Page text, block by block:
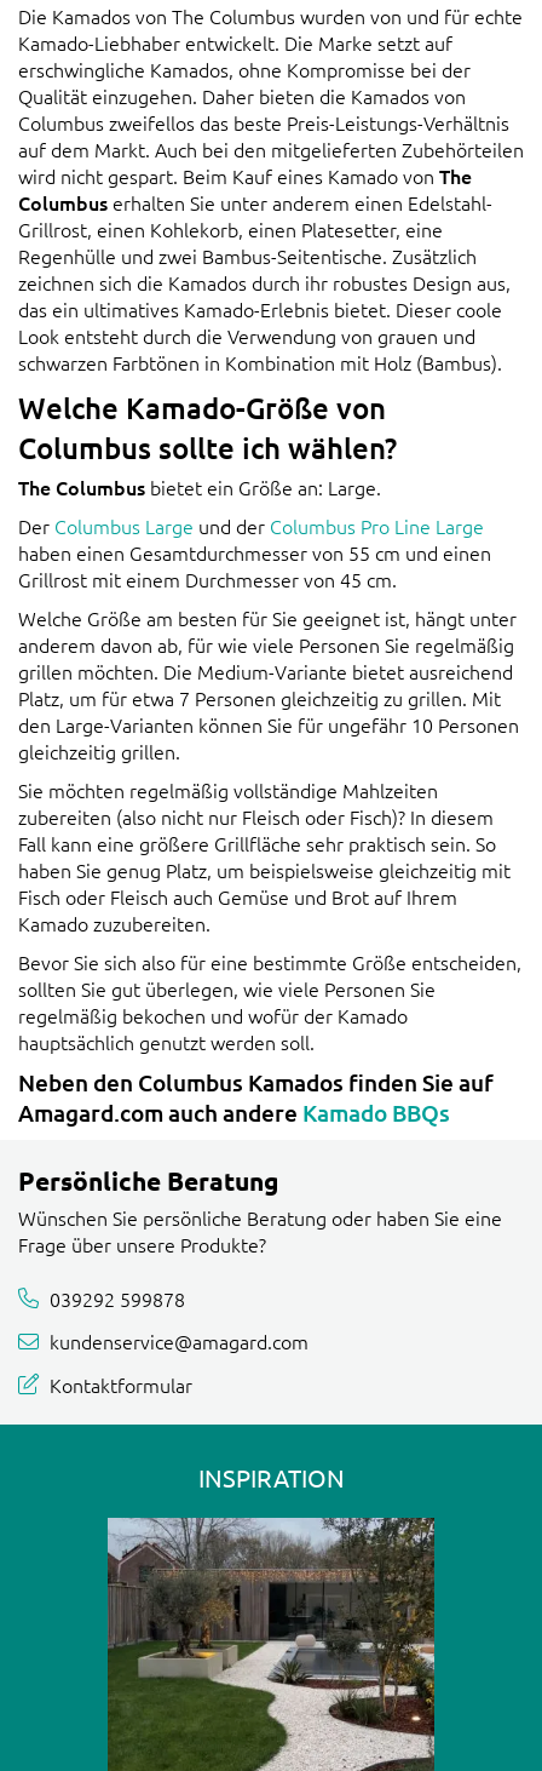
Die Kamados von The Columbus wurden von und für echte
Kamado-Liebhaber entwickelt. Die Marke setzt auf
erschwingliche Kamados, ohne Kompromisse bei der
Qualität einzugehen. Daher bieten die Kamados von
Columbus zweifellos das beste Preis-Leistungs-Verhältnis
auf dem Markt. Auch bei den mitgelieferten Zubehörteilen
wird nicht gespart. Beim Kauf eines Kamado von The
Columbus erhalten Sie unter anderem einen Edelstahl-
Grillrost, einen Kohlekorb, einen Platesetter, eine
Regenhülle und zwei Bambus-Seitentische. Zusätzlich
zeichnen sich die Kamados durch ihr robustes Design aus,
das ein ultimatives Kamado-Erlebnis bietet. Dieser coole
Look entsteht durch die Verwendung von grauen und
schwarzen Farbtönen in Kombination mit Holz (Bambus).
Welche Kamado-Größe von
Columbus sollte ich wählen?
The Columbus bietet ein Größe an: Large.
Der Columbus Large und der Columbus Pro Line Large
haben einen Gesamtdurchmesser von 55 cm und einen
Grillrost mit einem Durchmesser von 45 cm.
Welche Größe am besten für Sie geeignet ist, hängt unter
anderem davon ab, für wie viele Personen Sie regelmäßig
grillen möchten. Die Medium-Variante bietet ausreichend
Platz, um für etwa 7 Personen gleichzeitig zu grillen. Mit
den Large-Varianten können Sie für ungefähr 10 Personen
gleichzeitig grillen.
Sie möchten regelmäßig vollständige Mahlzeiten
zubereiten (also nicht nur Fleisch oder Fisch)? In diesem
Fall kann eine größere Grillfläche sehr praktisch sein. So
haben Sie genug Platz, um beispielsweise gleichzeitig mit
Fisch oder Fleisch auch Gemüse und Brot auf Ihrem
Kamado zuzubereiten.
Bevor Sie sich also für eine bestimmte Größe entscheiden,
sollten Sie gut überlegen, wie viele Personen Sie
regelmäßig bekochen und wofür der Kamado
hauptsächlich genutzt werden soll.
Neben den Columbus Kamados finden Sie auf
Amagard.com auch andere Kamado BBQs
Persönliche Beratung
Wünschen Sie persönliche Beratung oder haben Sie eine
Frage über unsere Produkte?
039292 599878
kundenservice@amagard.com
Kontaktformular
INSPIRATION